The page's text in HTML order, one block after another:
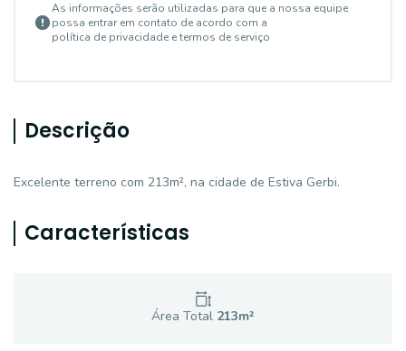
As informações serão utilizadas para que a nossa equipe
possa entrar em contato de acordo com a
política de privacidade e termos de serviço
Descrição
Excelente terreno com 213m², na cidade de Estiva Gerbi.
Características
Área Total 213m²